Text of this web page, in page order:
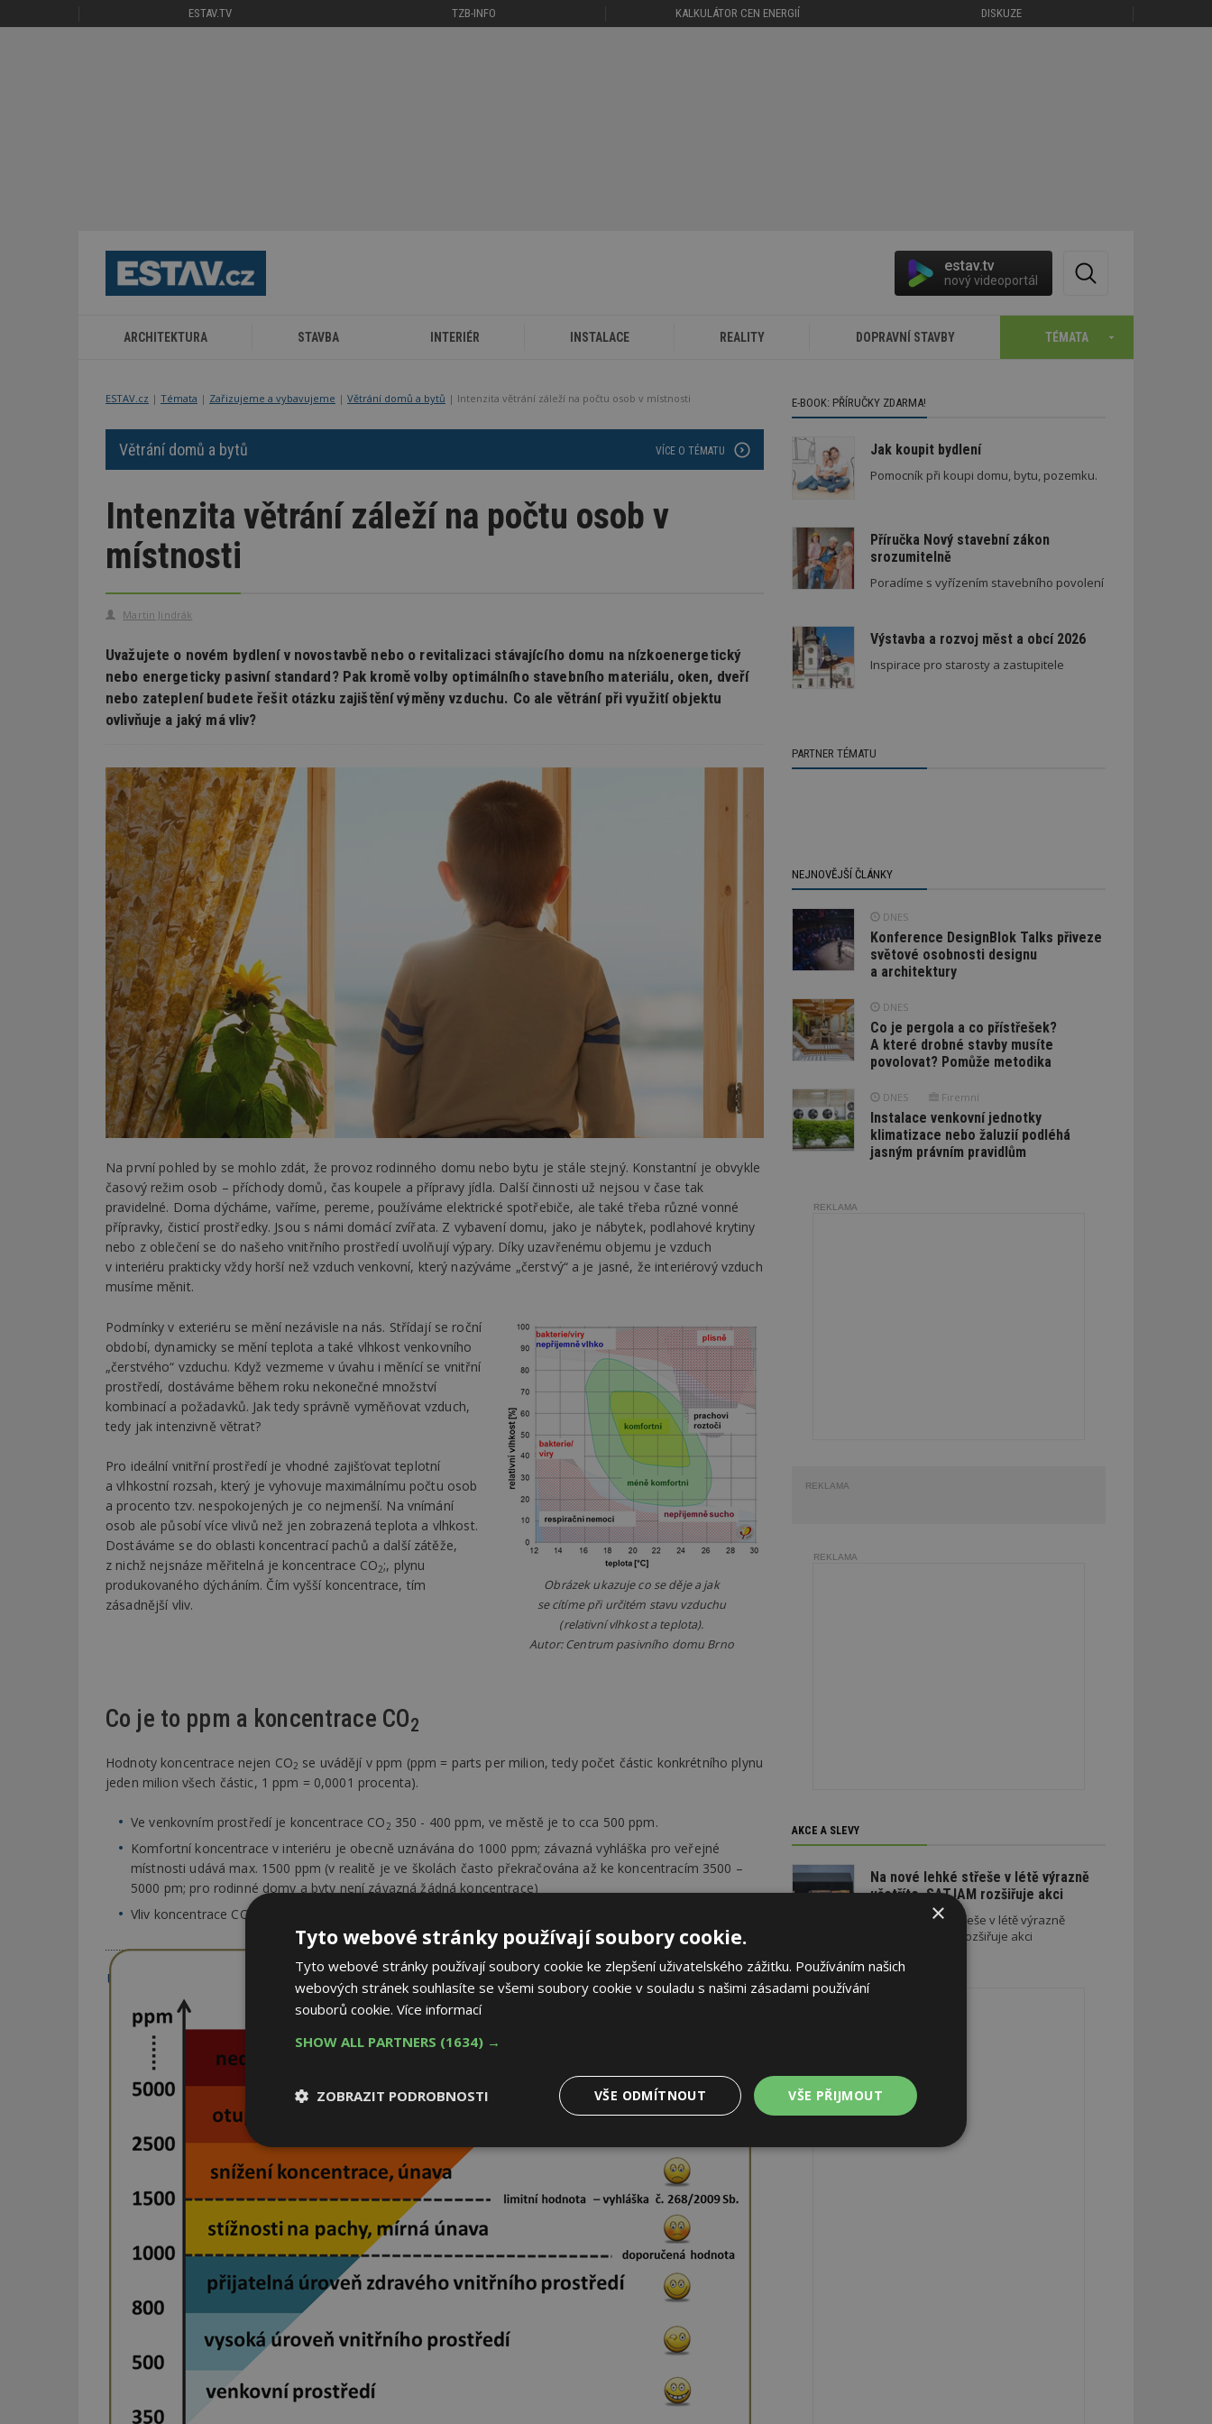
ESTAV.TV TZB-INFO KALKULÁTOR CEN ENERGIÍ DISKUZE
estav.tv
nový videoportál
ARCHITEKTURA STAVBA INTERIÉR INSTALACE REALITY DOPRAVNÍ STAVBY TÉMATA
ESTAV.cz Témata Zařizujeme a vybavujeme Větrání domů a bytů Intenzita větrání záleží na počtu osob v místnosti
Větrání domů a bytů VÍCE O TÉMATU
Intenzita větrání záleží na počtu osob v
místnosti
Martin Jindrák
Uvažujete o novém bydlení v novostavbě nebo o revitalizaci stávajícího domu na nízkoenergetický
nebo energeticky pasivní standard? Pak kromě volby optimálního stavebního materiálu, oken, dveří
nebo zateplení budete řešit otázku zajištění výměny vzduchu. Co ale větrání při využití objektu
ovlivňuje a jaký má vliv?
Na první pohled by se mohlo zdát, že provoz rodinného domu nebo bytu je stále stejný. Konstantní je obvykle
časový režim osob – příchody domů, čas koupele a přípravy jídla. Další činnosti už nejsou v čase tak
pravidelné. Doma dýcháme, vaříme, pereme, používáme elektrické spotřebiče, ale také třeba různé vonné
přípravky, čisticí prostředky. Jsou s námi domácí zvířata. Z vybavení domu, jako je nábytek, podlahové krytiny
nebo z oblečení se do našeho vnitřního prostředí uvolňují výpary. Díky uzavřenému objemu je vzduch
v interiéru prakticky vždy horší než vzduch venkovní, který nazýváme „čerstvý“ a je jasné, že interiérový vzduch
musíme měnit.
Obrázek ukazuje co se děje a jak
se cítíme při určitém stavu vzduchu
(relativní vlhkost a teplota).
Autor: Centrum pasivního domu Brno
Podmínky v exteriéru se mění nezávisle na nás. Střídají se roční
období, dynamicky se mění teplota a také vlhkost venkovního
„čerstvého“ vzduchu. Když vezmeme v úvahu i měnící se vnitřní
prostředí, dostáváme během roku nekonečné množství
kombinací a požadavků. Jak tedy správně vyměňovat vzduch,
tedy jak intenzivně větrat?
Pro ideální vnitřní prostředí je vhodné zajišťovat teplotní
a vlhkostní rozsah, který je vyhovuje maximálnímu počtu osob
a procento tzv. nespokojených je co nejmenší. Na vnímání
osob ale působí více vlivů než jen zobrazená teplota a vlhkost.
Dostáváme se do oblasti koncentrací pachů a další zátěže,
z nichž nejsnáze měřitelná je koncentrace CO2;, plynu
produkovaného dýcháním. Čím vyšší koncentrace, tím
zásadnější vliv.
Co je to ppm a koncentrace CO2
Hodnoty koncentrace nejen CO2 se uvádějí v ppm (ppm = parts per milion, tedy počet částic konkrétního plynu
jeden milion všech částic, 1 ppm = 0,0001 procenta).
Ve venkovním prostředí je koncentrace CO 2 350 - 400 ppm, ve městě je to cca 500 ppm.
Komfortní koncentrace v interiéru je obecně uznávána do 1000 ppm; závazná vyhláška pro veřejné
místnosti udává max. 1500 ppm (v realitě je ve školách často překračována až ke koncentracím 3500 –
5000 pm; pro rodinné domy a byty není závazná žádná koncentrace)
Vliv koncentrace CO
E-BOOK: PŘÍRUČKY ZDARMA!
Jak koupit bydlení
Pomocník při koupi domu, bytu, pozemku.
Příručka Nový stavební zákon
srozumitelně
Poradíme s vyřízením stavebního povolení
Výstavba a rozvoj měst a obcí 2026
Inspirace pro starosty a zastupitele
PARTNER TÉMATU
NEJNOVĚJŠÍ ČLÁNKY
DNES
Konference DesignBlok Talks přiveze
světové osobnosti designu
a architektury
DNES
Co je pergola a co přístřešek?
A které drobné stavby musíte
povolovat? Pomůže metodika
DNES Firemní
Instalace venkovní jednotky
klimatizace nebo žaluzií podléhá
jasným právním pravidlům
REKLAMA
REKLAMA
REKLAMA
AKCE A SLEVY
Na nové lehké střeše v létě výrazně
ušetříte. SATJAM rozšiřuje akci
Na nové lehké střeše v létě výrazně
ušetříte. SATJAM rozšiřuje akci
REKLAMA
×
Tyto webové stránky používají soubory cookie.
Tyto webové stránky používají soubory cookie ke zlepšení uživatelského zážitku. Používáním našich
webových stránek souhlasíte se všemi soubory cookie v souladu s našimi zásadami používání
souborů cookie. Více informací
SHOW ALL PARTNERS (1634) →
VŠE PŘIJMOUT
VŠE ODMÍTNOUT
ZOBRAZIT PODROBNOSTI
Nezbytně
nutné soubory
Výkonové
soubory
Soubory cílení
Funkční
Nezařazené
Nezbytně nutné soubory Výkonové soubory Soubory cílení Funkční soubory
Nezbytně nutné soubory cookie umožňují základní funkce webových stránek, jako je přihlášení uživatele a správa účtu.
Webové stránky nelze bez nezbytně nutných souborů cookie správně používat.
Tento soubor cookie je nastaven tak, aby informoval